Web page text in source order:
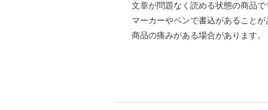
文章が問題なく読める状態の商品で
マーカーやペンで書込があることが
商品の痛みがある場合があります。